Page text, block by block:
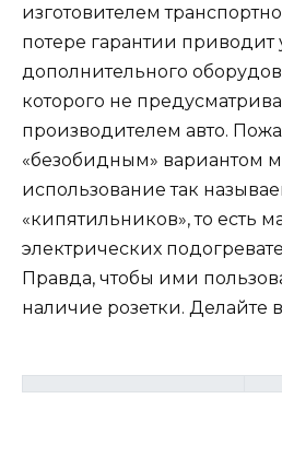
изготовителем
потере гарантии приводит
дополнительного
которого не
производителем авто.
«безобидным» вариантом
использование так
«кипятильников», то есть
электрических
Правда, чтобы ими
наличие розетки. Делайте